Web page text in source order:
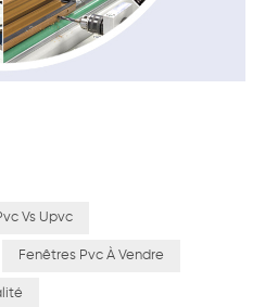
Vs Upvc
Fenêtres Pvc À Vendre